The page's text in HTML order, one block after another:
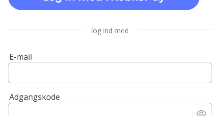
log ind med
E-mail
Adgangskode